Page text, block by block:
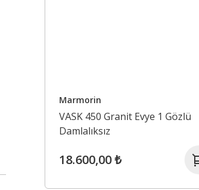
Marmorin
VASK 450 Granit Evye 1 Gözlü
Damlalıksız
18.600,00 ₺